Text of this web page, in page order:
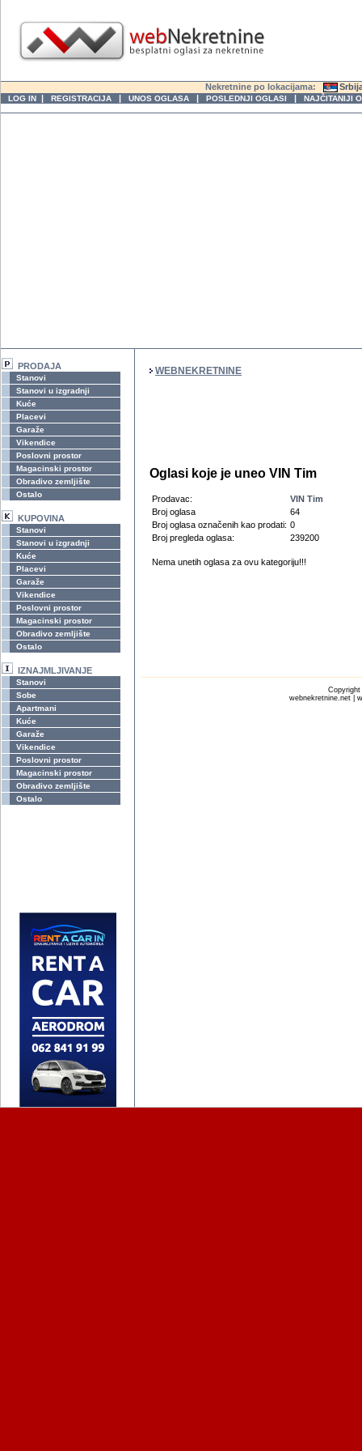
Nekretnine po lokacijama:
LOG IN | REGISTRACIJA | UNOS OGLASA | POSLEDNJI OGLASI | NAJČITANIJI
PRODAJA
Stanovi
Stanovi u izgradnji
Kuće
Placevi
Garaže
Vikendice
Poslovni prostor
Magacinski prostor
Obradivo zemljište
Ostalo
KUPOVINA
Stanovi
Stanovi u izgradnji
Kuće
Placevi
Garaže
Vikendice
Poslovni prostor
Magacinski prostor
Obradivo zemljište
Ostalo
IZNAJMLJIVANJE
Stanovi
Sobe
Apartmani
Kuće
Garaže
Vikendice
Poslovni prostor
Magacinski prostor
Obradivo zemljište
Ostalo
WEBNEKRETNINE
Oglasi koje je uneo VIN Tim
Prodavac:
VIN Tim
Broj oglasa
64
Broj oglasa označenih kao prodati: 0
Broj pregleda oglasa:
239200
Nema unetih oglasa za ovu kategoriju!!!
webnekretnine.net |